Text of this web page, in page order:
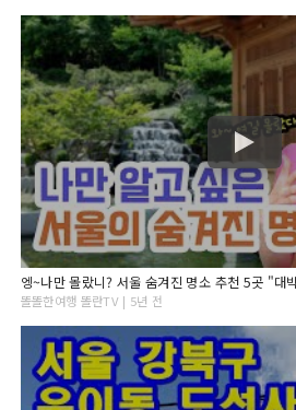
엥~나만 몰랐니? 서울 숨겨진 명소 추천 5곳 "대
똘똘한여행 똘란TV | 5년 전